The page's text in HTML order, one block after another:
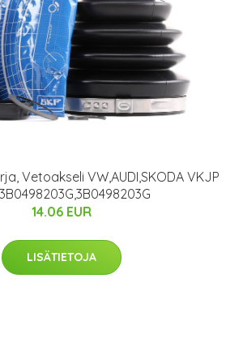
Vetoakseli VW,AUDI,SKODA VKJP
14.06 EUR
LISÄTIETOJA